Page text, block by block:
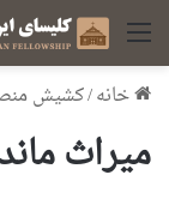
منو
خانه/کشیش
میراث